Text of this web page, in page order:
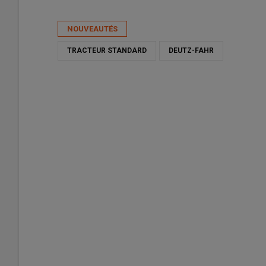
NOUVEAUTÉS
TRACTEUR STANDARD DEUTZ-FAHR